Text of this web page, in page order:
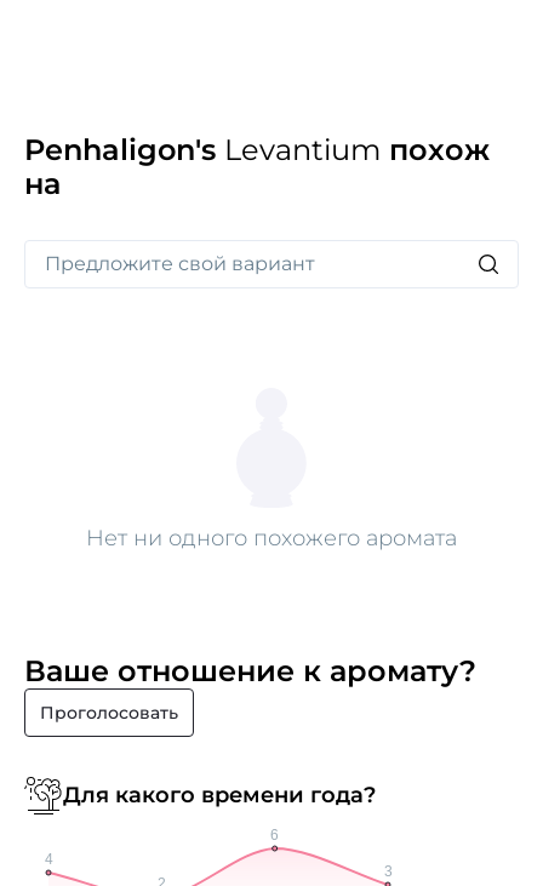
иланга и персика. Завершает образ база из амбры,
мирры, гваякового дерева, сандала, кедра, уда,
пачули, мускуса, мальтола и ванили.
Penhaligon's Levantium похож
на
Нет ни одного похожего аромата
Ваше отношение к аромату?
Проголосовать
Для какого времени года?